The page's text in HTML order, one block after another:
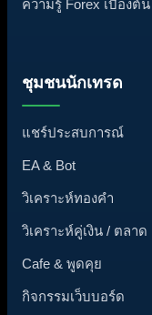
ความรู้ Forex เบื้องต้น
ชุมชนนักเทรด
แชร์ประสบการณ์
EA & Bot
วิเคราะห์ทองคำ
วิเคราะห์คู่เงิน / ตลาด
Cafe & พูดคุย
กิจกรรมเว็บบอร์ด